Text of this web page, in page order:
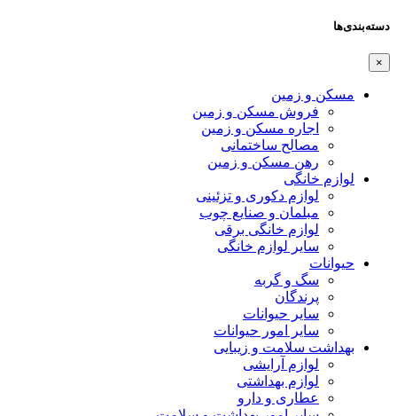
دسته‌بندی‌ها
×
مسکن و زمین
فروش مسکن و زمین
اجاره مسکن و زمین
مصالح ساختمانی
رهن مسکن و زمین
لوازم خانگی
لوازم دکوری و تزئینی
مبلمان و صنایع چوب
لوازم خانگی برقی
سایر لوازم خانگی
حیوانات
سگ و گربه
پرندگان
سایر حیوانات
سایر امور حیوانات
بهداشت سلامت و زیبایی
لوازم آرایشی
لوازم بهداشتی
عطاری و دارو